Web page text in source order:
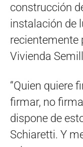
construcción
instalación de
recientemente
Vivienda
“Quien quiere
firmar, no
dispone de
Schiaretti. Y